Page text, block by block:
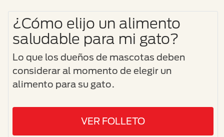
¿Cómo elijo un alimento
saludable para mi gato?
Lo que los dueños de mascotas deben
considerar al momento de elegir un
alimento para su gato.
VER FOLLETO